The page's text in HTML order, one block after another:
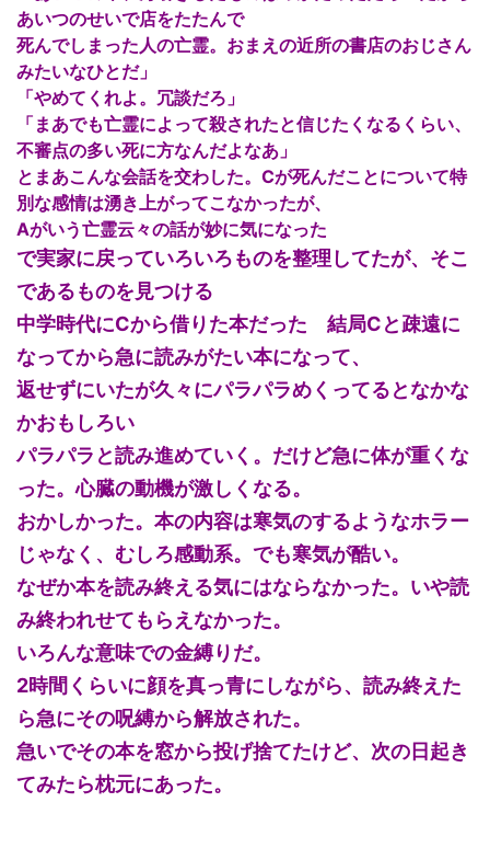
あいつのせいで店をたたんで
死んでしまった人の亡霊。おまえの近所の書店のおじさん
みたいなひとだ」
「やめてくれよ。冗談だろ」
「まあでも亡霊によって殺されたと信じたくなるくらい、
不審点の多い死に方なんだよなあ」
とまあこんな会話を交わした。Cが死んだことについて特
別な感情は湧き上がってこなかったが、
Aがいう亡霊云々の話が妙に気になった
で実家に戻っていろいろものを整理してたが、そこ
であるものを見つける
中学時代にCから借りた本だった 結局Cと疎遠に
なってから急に読みがたい本になって、
返せずにいたが久々にパラパラめくってるとなかな
かおもしろい
パラパラと読み進めていく。だけど急に体が重くな
った。心臓の動機が激しくなる。
おかしかった。本の内容は寒気のするようなホラー
じゃなく、むしろ感動系。でも寒気が酷い。
なぜか本を読み終える気にはならなかった。いや読
み終われせてもらえなかった。
いろんな意味での金縛りだ。
2時間くらいに顔を真っ青にしながら、読み終えた
ら急にその呪縛から解放された。
急いでその本を窓から投げ捨てたけど、次の日起き
てみたら枕元にあった。